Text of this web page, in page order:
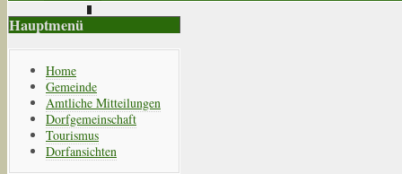
Hauptmenü
Home
Gemeinde
Amtliche Mitteilungen
Dorfgemeinschaft
Tourismus
Dorfansichten